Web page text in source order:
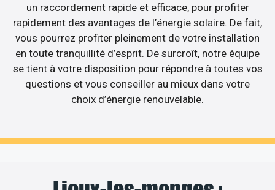
un raccordement rapide et efficace, pour profiter
rapidement des avantages de l’énergie solaire. De fait,
vous pourrez profiter pleinement de votre installation
en toute tranquillité d’esprit. De surcroît, notre équipe
se tient à votre disposition pour répondre à toutes vos
questions et vous conseiller au mieux dans votre
choix d’énergie renouvelable.